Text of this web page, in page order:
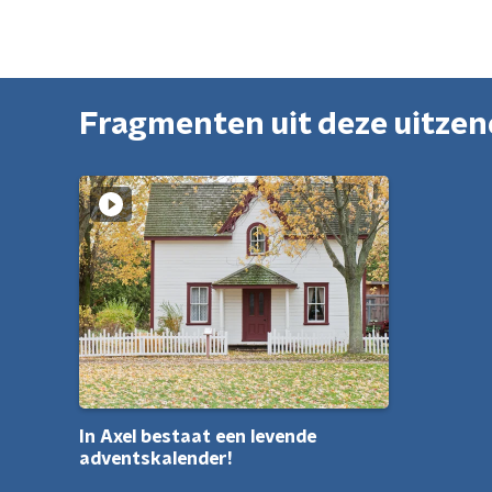
Fragmenten uit deze
In Axel bestaat een levende
adventskalender!